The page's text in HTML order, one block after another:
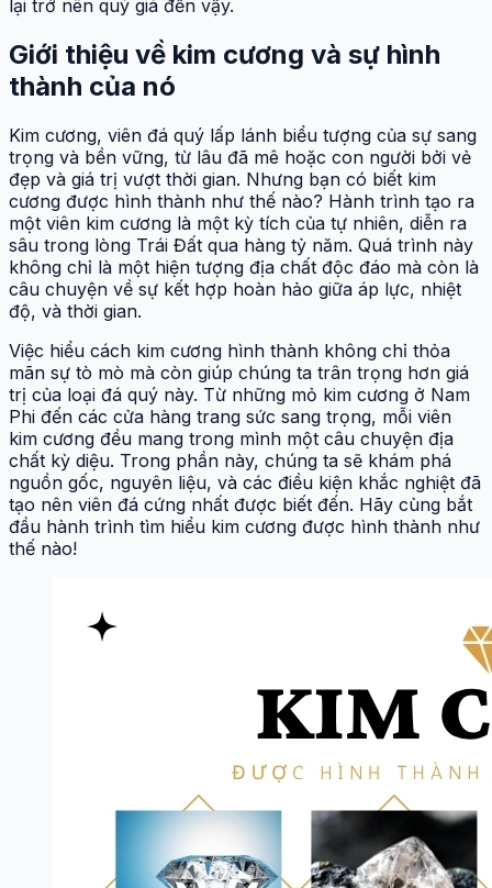
lại trở nên quý giá đến vậy.
Giới thiệu về kim cương và sự hình
thành của nó
Kim cương, viên đá quý lấp lánh biểu tượng của sự sang
trọng và bền vững, từ lâu đã mê hoặc con người bởi vẻ
đẹp và giá trị vượt thời gian. Nhưng bạn có biết kim
cương được hình thành như thế nào? Hành trình tạo ra
một viên kim cương là một kỳ tích của tự nhiên, diễn ra
sâu trong lòng Trái Đất qua hàng tỷ năm. Quá trình này
không chỉ là một hiện tượng địa chất độc đáo mà còn là
câu chuyện về sự kết hợp hoàn hảo giữa áp lực, nhiệt
độ, và thời gian.
Việc hiểu cách kim cương hình thành không chỉ thỏa
mãn sự tò mò mà còn giúp chúng ta trân trọng hơn giá
trị của loại đá quý này. Từ những mỏ kim cương ở Nam
Phi đến các cửa hàng trang sức sang trọng, mỗi viên
kim cương đều mang trong mình một câu chuyện địa
chất kỳ diệu. Trong phần này, chúng ta sẽ khám phá
nguồn gốc, nguyên liệu, và các điều kiện khắc nghiệt đã
tạo nên viên đá cứng nhất được biết đến. Hãy cùng bắt
đầu hành trình tìm hiểu kim cương được hình thành như
thế nào!